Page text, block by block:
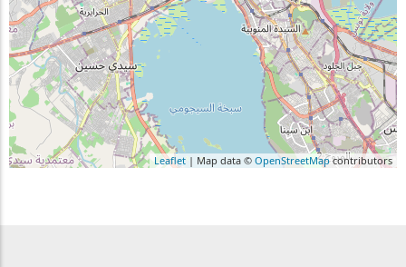
Leaflet | Map data © OpenStreetMapcontributors